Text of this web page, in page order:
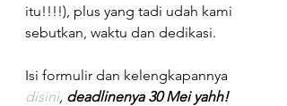
itu!!!!), plus yang tadi udah kami
sebutkan, waktu dan dedikasi.
Isi formulir dan kelengkapannya
disini, deadlinenya 30 Mei yahh!